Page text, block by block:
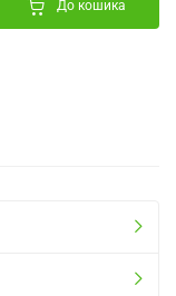
До кошика